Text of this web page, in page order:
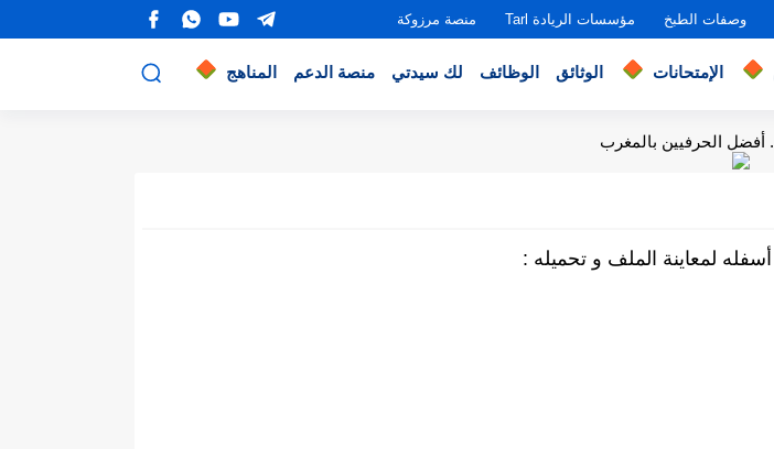
وصفات الطبخ مؤسسات الريادة Tarl منصة مرزوكة
الإمتحانات الوثائق الوظائف لك سيدتي منصة الدعم المناهج
الحرفيين بالمغرب
لمعاينة الملف و تحميله :